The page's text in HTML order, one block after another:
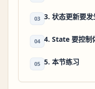
03 3. 状态更新要
04 4. State 要控制
05 5. 本节练习